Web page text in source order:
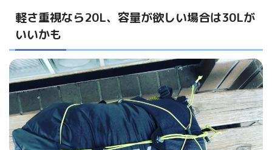
軽さ重視なら20L、容量が欲しい場合は30Lが
いいかも